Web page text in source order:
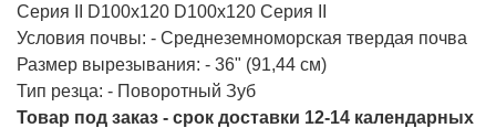
Серия II D100x120 D100x120 Серия II
Условия почвы: - Среднеземноморская твердая почва
Размер вырезывания: - 36" (91,44 см)
Тип резца: - Поворотный Зуб
Товар под заказ - срок доставки 12-14 календарных